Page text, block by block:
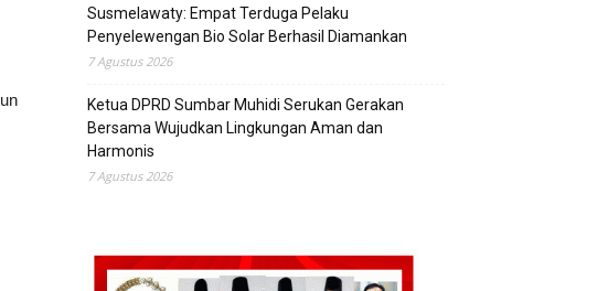
Susmelawaty: Empat Terduga Pelaku
Penyelewengan Bio Solar Berhasil Diamankan
7 Agustus 2026
Ketua DPRD Sumbar Muhidi Serukan Gerakan
Bersama Wujudkan Lingkungan Aman dan
Harmonis
7 Agustus 2026